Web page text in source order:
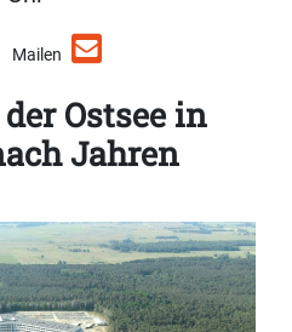
Mailen
Ostsee in
Jahren